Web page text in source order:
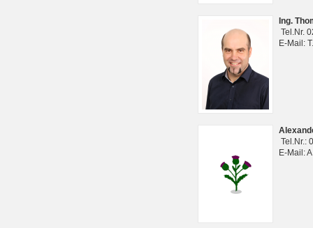
Ing.
Tel.Nr.
E-Mail:
Tel.Nr.:
E-Mail: